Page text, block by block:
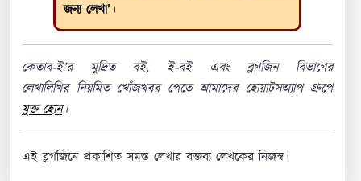
জন্য লেখা’।
কেতাব-ই’র মুদ্রিত বই, ই-বই এবং ব্লগজিন বিভাগের
লেখালিখির নিয়মিত খোঁজখবর পেতে আমাদের হোয়াটসঅ্যাপ গ্রুপে
যুক্ত হোন।
এই ব্লগজিনে প্রকাশিত সমস্ত লেখার বক্তব্য লেখকের নিজস্ব।